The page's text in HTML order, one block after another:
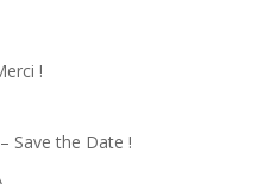
!
Save the Date !